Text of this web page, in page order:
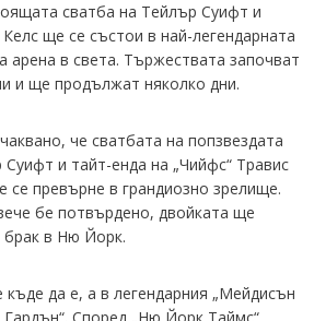
сватба на Тейлър Суифт и
ще се състои в най-легендарната
арена в света. Тържествата започват
и ще продължат няколко дни.
че сватбата на попзвездата
Суифт и тайт-енда на „Чийфс“ Травис
се превърне в грандиозно зрелище.
бе потвърдено, двойката ще
брак в Ню Йорк.
къде да е, а в легендарния „Мейдисън